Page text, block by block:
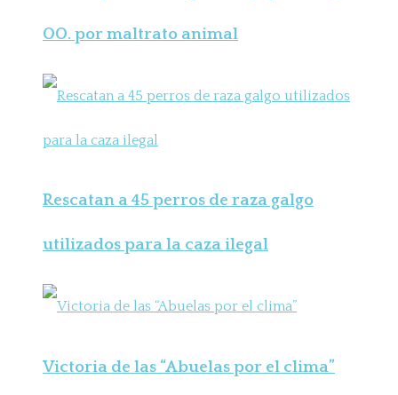
OO. por maltrato animal
Rescatan a 45 perros de raza galgo
utilizados para la caza ilegal
Victoria de las “Abuelas por el clima”